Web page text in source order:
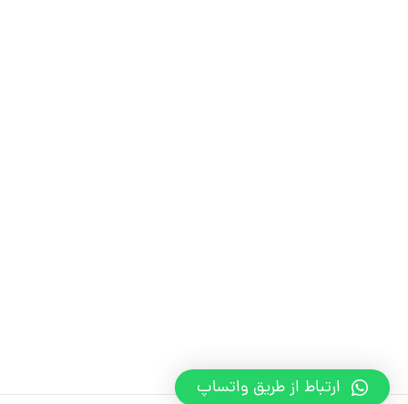
ارتباط از طریق واتساپ